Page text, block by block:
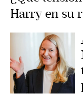
Harry en su